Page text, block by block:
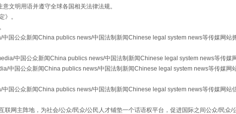
除了知识还要"留白" 用生命托举生命
文明用语并遵守全球各国相关法律法规。
》。
国公众新闻China publics news/中国法制新闻Chinese legal system news等传媒网站
中国公众新闻China publics news/中国法制新闻Chinese legal system news等传媒
中国公众新闻China publics news/中国法制新闻Chinese legal system news等传媒网
国公众新闻China publics news/中国法制新闻Chinese legal system news等传媒网站
网主阵地，为社会/公众/民众/公民人才铺垫一个话语权平台，促进国际之间公众/民众/